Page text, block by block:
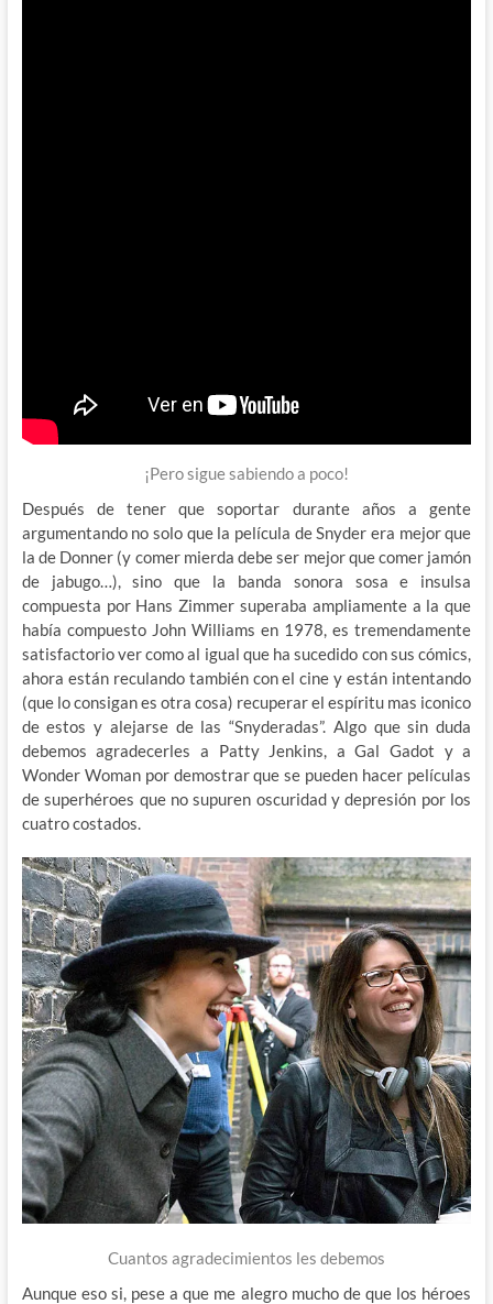
¡Pero sigue sabiendo a poco!
Después de tener que soportar durante años a gente
argumentando no solo que la película de Snyder era mejor que
la de Donner (y comer mierda debe ser mejor que comer jamón
de jabugo…), sino que la banda sonora sosa e insulsa
compuesta por Hans Zimmer superaba ampliamente a la que
había compuesto John Williams en 1978, es tremendamente
satisfactorio ver como al igual que ha sucedido con sus cómics,
ahora están reculando también con el cine y están intentando
(que lo consigan es otra cosa) recuperar el espíritu mas iconico
de estos y alejarse de las “Snyderadas”. Algo que sin duda
debemos agradecerles a Patty Jenkins, a Gal Gadot y a
Wonder Woman por demostrar que se pueden hacer películas
de superhéroes que no supuren oscuridad y depresión por los
cuatro costados.
Cuantos agradecimientos les debemos
Aunque eso si, pese a que me alegro mucho de que los héroes